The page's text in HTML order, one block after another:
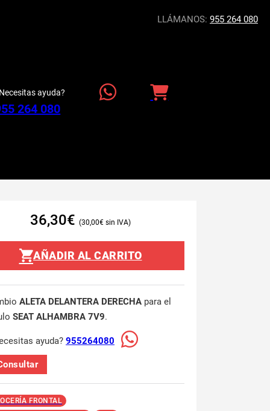
LLÁMANOS: 955 264 080
ayuda?
264 080
36,30€ 30,00€
AÑADIR AL CARRITO
ALETA DELANTERA DERECHA para el
SEAT ALHAMBRA 7V9.
ayuda? 955264080
FRONTAL